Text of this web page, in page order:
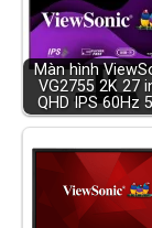
Màn hình
VG2755 2K 27
QHD IPS 60Hz